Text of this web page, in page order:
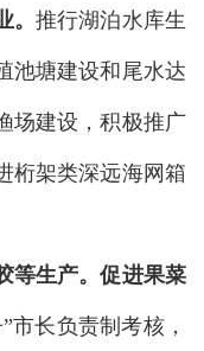
。 推行湖泊水库生
池塘建设和尾水达
场建设，积极推广
桁架类深远海网箱
等生产。促进果菜
市长负责制考核，